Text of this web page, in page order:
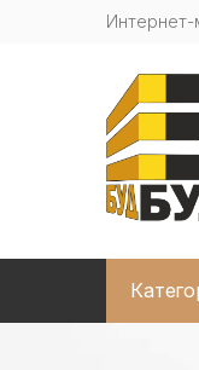
Интернет-